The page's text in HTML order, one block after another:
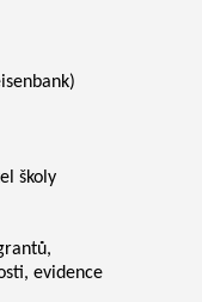
školy
evidence